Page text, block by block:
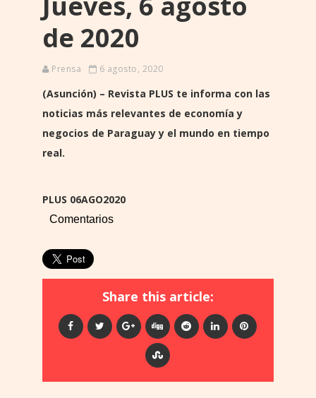
de 2020
Prensa 6 agosto, 2020
(Asunción) – Revista PLUS te informa con las
noticias más relevantes de economía y
negocios de Paraguay y el mundo en tiempo
real.
PLUS 06AGO2020
Comentarios
Share this article: